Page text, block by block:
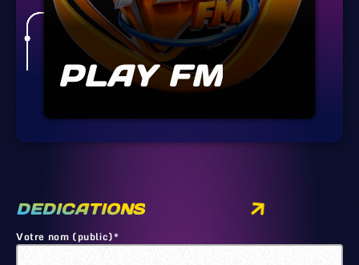
PLAY FM
DEDICATIONS
Votre nom (public)*